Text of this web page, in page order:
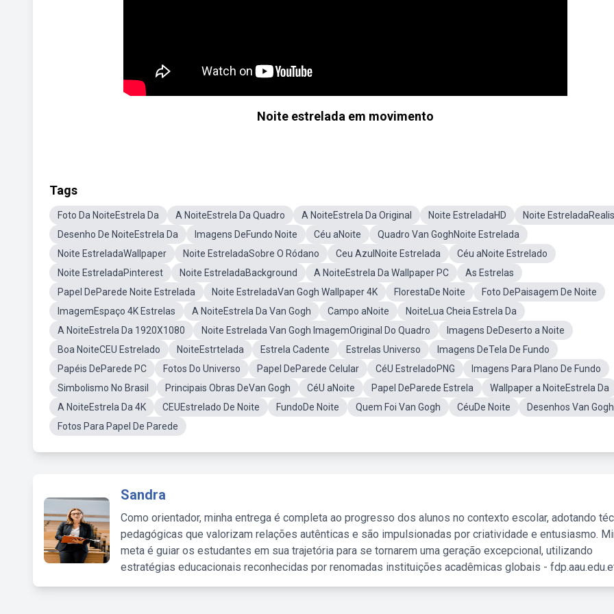
Noite estrelada em movimento
Tags
Foto Da NoiteEstrela Da A NoiteEstrela Da Quadro A NoiteEstrela Da Original Noite EstreladaHD
Noite
Desenho De NoiteEstrela Da
Imagens DeFundo Noite Céu aNoite
Quadro Van GoghNoite Estrelada
Noite EstreladaWallpaper
Noite EstreladaSobre O Ródano Ceu AzulNoite Estrelada
Céu aNoite Estrelado
Noite EstreladaPinterest
Noite EstreladaBackground A NoiteEstrela Da Wallpaper PC
As Estrelas
Papel DeParede Noite Estrelada
Noite EstreladaVan Gogh Wallpaper 4K FlorestaDe Noite
Foto DePaisagem De Noite
ImagemEspaço 4K Estrelas
A NoiteEstrela Da Van Gogh Campo aNoite
NoiteLua Cheia Estrela Da
A NoiteEstrela Da 1920X1080
Noite Estrelada Van Gogh ImagemOriginal Do Quadro
Imagens DeDeserto a Noite
Boa NoiteCEU Estrelado
NoiteEstrtelada Estrela Cadente Estrelas Universo
Imagens DeTela De Fundo
Papéis DeParede PC
Fotos Do Universo Papel DeParede Celular CéU EstreladoPNG
Imagens Para Plano De Fundo
Simbolismo No Brasil
Principais Obras DeVan Gogh CéU aNoite Papel DeParede Estrela
Wallpaper a NoiteEstrela Da
A NoiteEstrela Da 4K
CEUEstrelado De Noite FundoDe Noite Quem Foi Van Gogh CéuDe Noite
Desenhos Van Gogh
Fotos Para Papel De Parede
Sandra
Como orientador, minha entrega é completa ao progresso dos alunos no contexto escolar, adotando
pedagógicas que valorizam relações autênticas e são impulsionadas por criatividade e entusiasmo.
meta é guiar os estudantes em sua trajetória para se tornarem uma geração excepcional, utilizando
estratégias educacionais reconhecidas por renomadas instituições acadêmicas globais -